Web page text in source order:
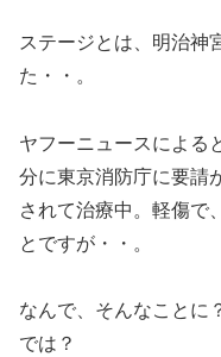
ステージとは、明治神
た・・。
ヤフーニュースによる
分に東京消防庁に要請
されて治療中。軽傷で
とですが・・。
なんで、そんなことに
では？